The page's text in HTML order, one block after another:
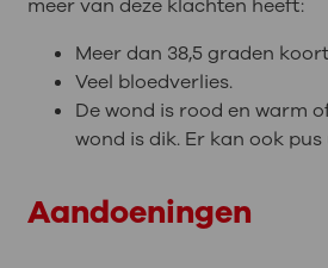
meer van deze klachten heeft:
Meer dan 38,5 graden
Veel bloedverlies.
De wond is rood en warm
wond is dik. Er kan ook
Aandoeningen